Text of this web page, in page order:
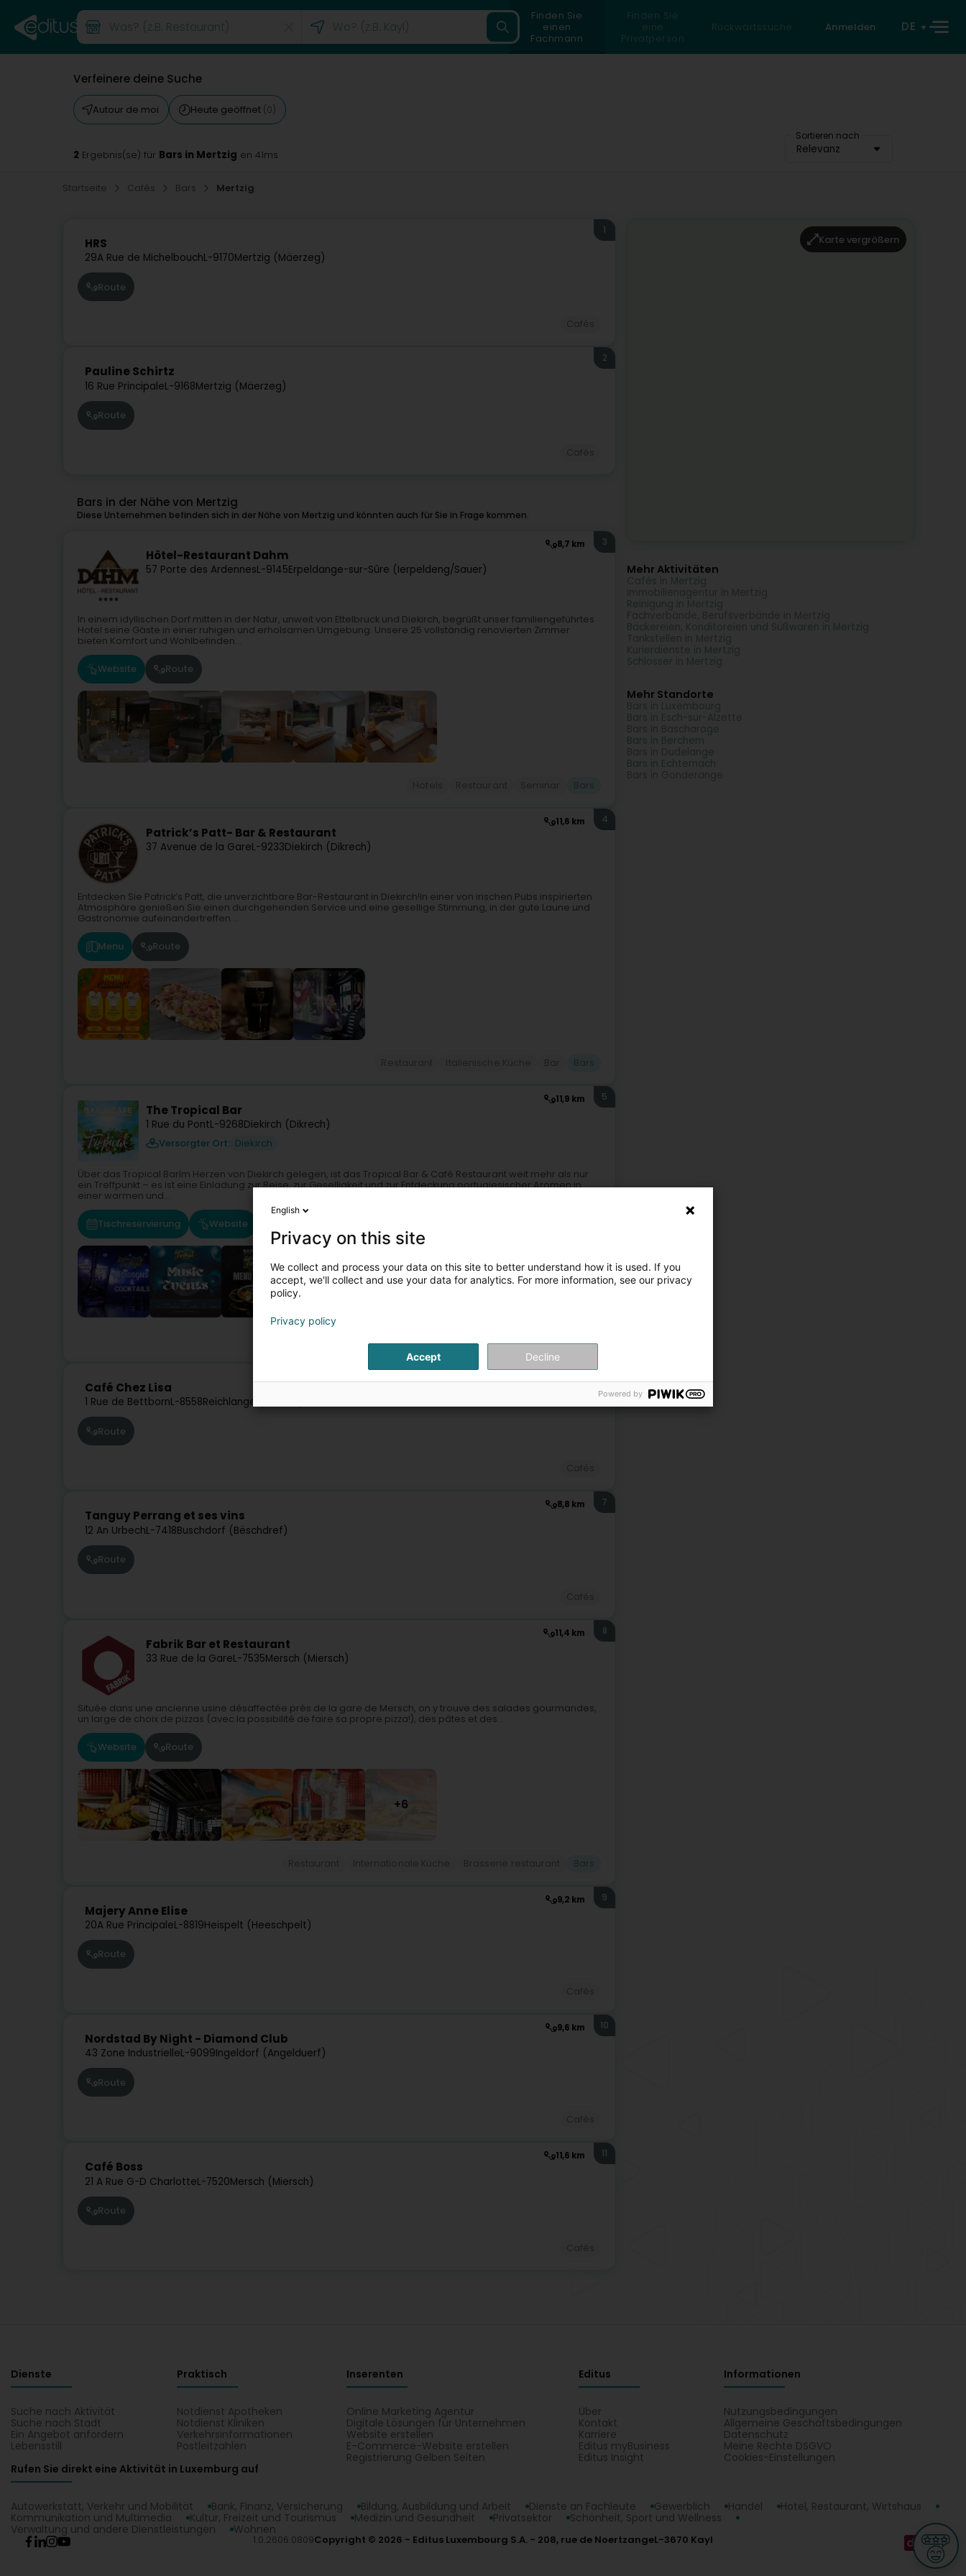
Finden Sie
einen
Fachmann
Finden Sie
eine
Privatperson
Rückwärtssuche Anmelden DE
Verfeinere deine Suche
Autour de moi Heute geöffnet (0)
Sortieren nach
Relevanz
2 Ergebnis(se) für Bars in Mertzig en 41ms
Startseite Cafés Bars Mertzig
HRS
29A Rue de MichelbouchL-9170Mertzig (Mäerzeg)
1
Route
Pauline Schirtz
16 Rue PrincipaleL-9168Mertzig (Mäerzeg)
2
Route
Bars in der Nähe von Mertzig
Diese Unternehmen befinden sich in der Nähe von Mertzig und könnten auch für Sie in Frage kommen.
8,7 km
Hôtel-Restaurant Dahm
57 Porte des ArdennesL-9145Erpeldange-sur-Sûre (Ierpeldeng/Sauer)
3
In einem idyllischen Dorf mitten in der Natur, unweit von Ettelbruck und Diekirch, begrüßt unser familiengeführtes
Hotel seine Gäste in einer ruhigen und erholsamen Umgebung. Unsere 25 vollständig renovierten Zimmer
bieten Komfort und Wohlbefinden...
Website Route
11,6 km
Patrick’s Patt- Bar & Restaurant
37 Avenue de la GareL-9233Diekirch (Dikrech)
4
Entdecken Sie Patrick’s Patt, die unverzichtbare Bar-Restaurant in Diekirch!In einer von irischen Pubs inspirierten
Atmosphäre genießen Sie einen durchgehenden Service und eine gesellige Stimmung, in der gute Laune und
Gastronomie aufeinandertreffen....
Menu Route
11,9 km
The Tropical Bar
1 Rue du PontL-9268Diekirch (Dikrech)
Versorgter Ort: Diekirch
5
Über das Tropical BarIm Herzen von Diekirch gelegen, ist das Tropical Bar & Café Restaurant weit mehr als nur
ein Treffpunkt – es ist eine Einladung zur Reise, zur Geselligkeit und zur Entdeckung portugiesischer Aromen in
einer warmen und...
Tischreservierung Website
Café Chez Lisa
1 Rue de BettbornL-8558Reichlange (Räichel)
Route
8,8 km
Tanguy Perrang et ses vins
12 An UrbechL-7418Buschdorf (Bëschdref)
7
Route
11,4 km
Fabrik Bar et Restaurant
33 Rue de la GareL-7535Mersch (Miersch)
8
Située dans une ancienne usine désaffectée près de la gare de Mersch, on y trouve des salades gourmandes,
un large de choix de pizzas (avec la possibilité de faire sa propre pizza!), des pâtes et des...
Website Route
+6
9,2 km
Majery Anne Elise
20A Rue PrincipaleL-8819Heispelt (Heeschpelt)
9
Route
9,6 km
Nordstad By Night - Diamond Club
43 Zone IndustrielleL-9099Ingeldorf (Angelduerf)
10
Route
11,6 km
Café Boss
21 A Rue G-D CharlotteL-7520Mersch (Miersch)
11
Route
Karte vergrößern
Mehr Aktivitäten
Mehr Standorte
Dienste
Suche nach Aktivität
Suche nach Stadt
Ein Angebot anfordern
Lebensstill
Praktisch
Notdienst Apotheken
Notdienst Kliniken
Verkehrsinformationen
Postleitzahlen
Inserenten
Online Marketing Agentur
Digitale Lösungen für Unternehmen
Website erstellen
E-Commerce-Website erstellen
Registrierung Gelben Seiten
Editus
Über
Kontakt
Karriere
Editus myBusiness
Editus Insight
Informationen
Nutzungsbedingungen
Allgemeine Geschäftsbedingungen
Datenschutz
Meine Rechte DSGVO
Cookies-Einstellungen
Rufen Sie direkt eine Aktivität in Luxemburg auf
Autowerkstatt, Verkehr und Mobilität Bank, Finanz, Versicherung Bildung, Ausbildung und Arbeit Dienste an Fachleute Gewerblich Handel
Hotel, Restaurant, Wirtshaus
Kommunikation und Multimedia
Kultur, Freizeit und Tourismus Medizin und Gesundheit Privatsektor
Schönheit, Sport und Wellness
Verwaltung und andere Dienstleistungen
Wohnen
1.0.2606.0809Copyright © 2026 Editus Luxembourg S.A. 208, rue de NoertzangeL-3670 Kayl
English
Privacy on this site
We collect and process your data on this site to better understand how it is used. If you
accept, we'll collect and use your data for analytics. For more information, see our privacy
policy.
Privacy policy
Accept Decline
Powered by